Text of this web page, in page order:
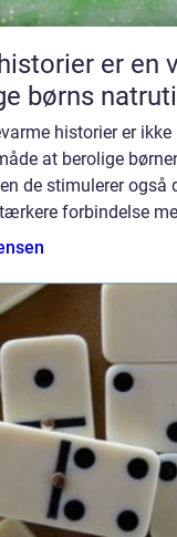
er en
børns
historier er ikke
at berolige
de stimulerer også
forbindelse
artikel vil vi